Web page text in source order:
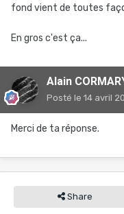
fond vient de toutes
En gros c'est ça...
Alain
Posté le 14 avril
Merci de ta réponse.
Share